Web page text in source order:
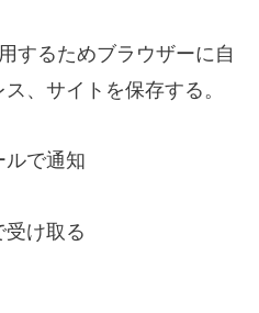
するためブラウザーに自
、サイトを保存する。
ルで通知
け取る